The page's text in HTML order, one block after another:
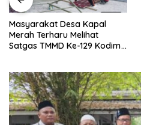
Laju Kencang Berujung
Kecelakaan, Xpander
Hantam Truk yang Berhenti